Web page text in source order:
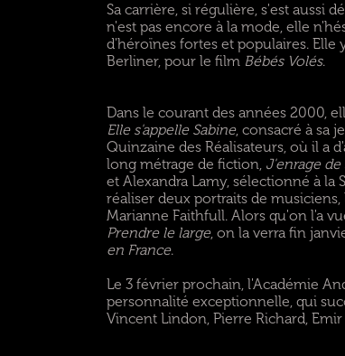
Sa carrière, si régulière, s'est aussi
n'est pas encore à la mode, elle
d'héroïnes fortes et populaires. Elle
Berliner, pour le film Bébés Volés.
Dans le courant des années 2000,
Elle s'appelle Sabine, consacré à sa
Quinzaine des Réalisateurs, où il a
long métrage de fiction, J'enrage
et Alexandra Lamy, sélectionné à la
réaliser deux portraits de
Marianne Faithfull. Alors qu'on l'a
Prendre le large, on la verra fin
en France.
Le 3 février prochain, l'Académie
personnalité exceptionnelle, qui
Vincent Lindon, Pierre Richard,